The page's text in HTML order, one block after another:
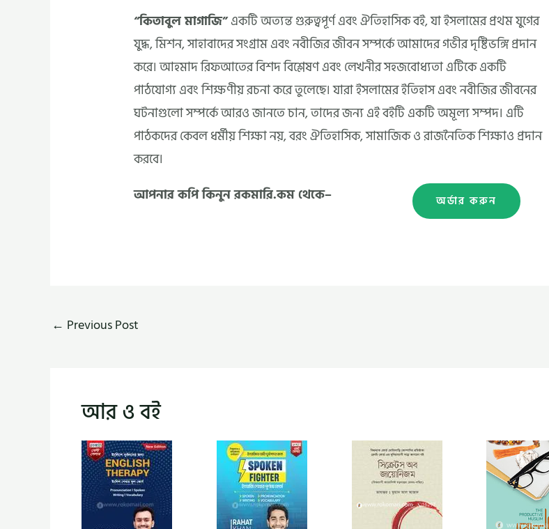
“কিতাবুল মাগাজি”একটি অত্যন্ত গুরুত্বপূর্ণ এবং ঐতিহাসিক বই, যা ইসলামের প্রথম যুগের
যুদ্ধ, মিশন, সাহাবাদের সংগ্রাম এবং নবীজির জীবন সম্পর্কে আমাদের গভীর দৃষ্টিভঙ্গি প্রদান
করে। আহমাদ রিফআতের বিশদ বিশ্লেষণ এবং লেখনীর সহজবোধ্যতা এটিকে একটি
পাঠযোগ্য এবং শিক্ষণীয় রচনা করে তুলেছে। যারা ইসলামের ইতিহাস এবং নবীজির জীবনের
ঘটনাগুলো সম্পর্কে আরও জানতে চান, তাদের জন্য এই বইটি একটি অমূল্য সম্পদ। এটি
পাঠকদের কেবল ধর্মীয় শিক্ষা নয়, বরং ঐতিহাসিক, সামাজিক ও রাজনৈতিক শিক্ষাও প্রদান
করবে।
আপনার কপি কিনুন রকমারি.কম থেকে–
অর্ডার করুন
← Previous Post
আর ও বই